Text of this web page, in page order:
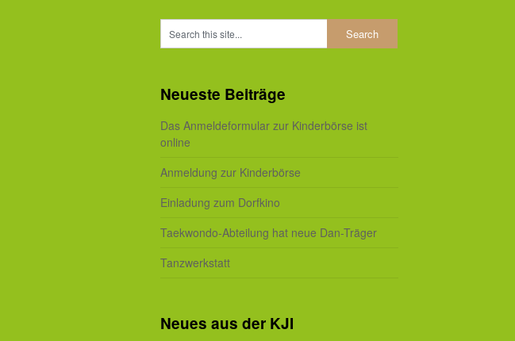
Neueste Beiträge
Das Anmeldeformular zur Kinderbörse ist
online
Anmeldung zur Kinderbörse
Einladung zum Dorfkino
Taekwondo-Abteilung hat neue Dan-Träger
Tanzwerkstatt
Neues aus der KJI